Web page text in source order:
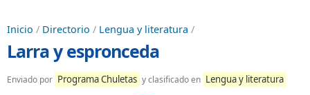
Inicio / Directorio / Lengua y literatura /
Larra y espronceda
Enviado por Programa Chuletas y clasificado en Lengua y literatura